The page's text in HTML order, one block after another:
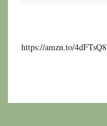
https://amzn.to/4dFTsQ8